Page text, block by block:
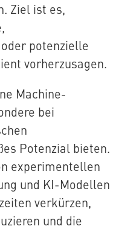
Ziel ist es,
potenzielle
vorherzusagen.
Machine-
bei
Potenzial bieten.
experimentellen
und KI-Modellen
verkürzen,
und die